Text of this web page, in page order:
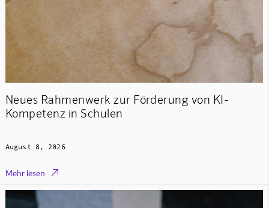
Neues Rahmenwerk zur Förderung von KI-
Kompetenz in Schulen
August 8, 2026
Mehr lesen 